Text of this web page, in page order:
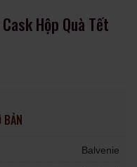
Hộp Quà Tết
BẢN
Balvenie